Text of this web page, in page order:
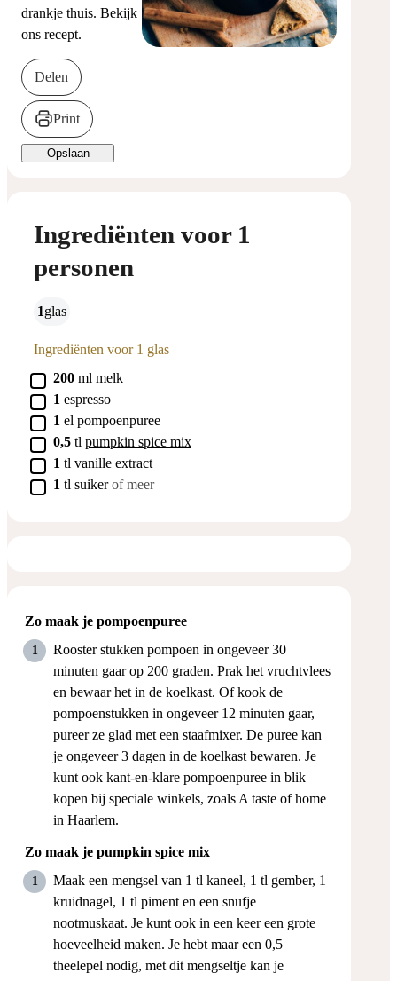
drankje thuis. Bekijk
ons recept.
Delen
Print
Opslaan
Ingrediënten voor 1
personen
1 glas
Ingrediënten voor 1 glas
▢
200 ml melk
▢
1 espresso
▢
1 el pompoenpuree
▢
0,5 tl pumpkin spice mix
▢
1 tl vanille extract
▢
1 tl suikerof meer
Zo maak je pompoenpuree
Rooster stukken pompoen in ongeveer 30
minuten gaar op 200 graden. Prak het vruchtvlees
en bewaar het in de koelkast. Of kook de
pompoenstukken in ongeveer 12 minuten gaar,
pureer ze glad met een staafmixer. De puree kan
je ongeveer 3 dagen in de koelkast bewaren. Je
kunt ook kant-en-klare pompoenpuree in blik
kopen bij speciale winkels, zoals A taste of home
in Haarlem.
Zo maak je pumpkin spice mix
Maak een mengsel van 1 tl kaneel, 1 tl gember, 1
kruidnagel, 1 tl piment en een snufje
nootmuskaat. Je kunt ook in een keer een grote
hoeveelheid maken. Je hebt maar een 0,5
theelepel nodig, met dit mengseltje kan je